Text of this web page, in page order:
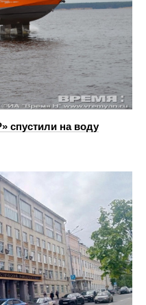
спустили на воду